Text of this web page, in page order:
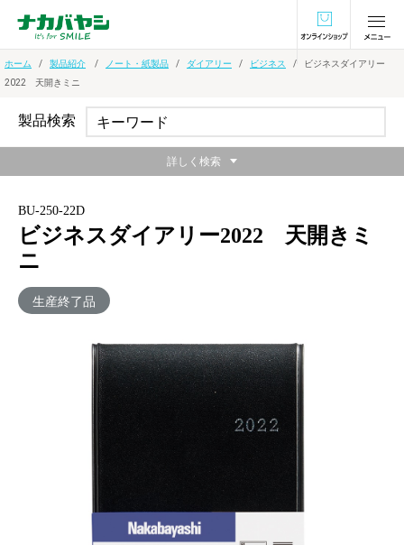
オンラインショ
ホーム 製品紹介 ノート・紙製品 ダイアリー ビジネス
ビジネスダイアリー
2022 天開きミニ
BU-250-22D
ビジネスダイアリー2022 天開きミ
ニ
生産終了品
ビジネスユースに最適な、ベーシックなデザイン
メーカー希望小売価格：
製品検索
詳しく検索